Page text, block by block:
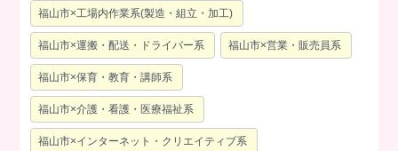
福山市×工場内作業系(製造・組立・加工)
福山市×運搬・配送・ドライバー系 福山市×営業・販売員系
福山市×保育・教育・講師系
福山市×介護・看護・医療福祉系
福山市×インターネット・クリエイティブ系